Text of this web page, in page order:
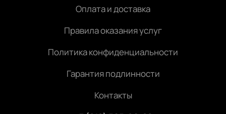
Оплата и доставка
Правила оказания услуг
Политика конфиденциальности
Гарантия подлинности
Контакты